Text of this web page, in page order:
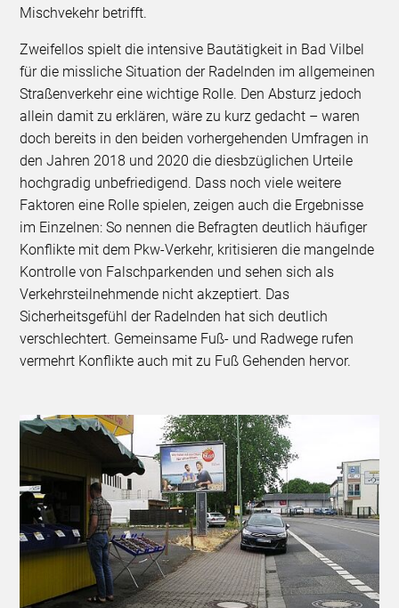
Mischvekehr betrifft.
Zweifellos spielt die intensive Bautätigkeit in Bad Vilbel
für die missliche Situation der Radelnden im allgemeinen
Straßenverkehr eine wichtige Rolle. Den Absturz jedoch
allein damit zu erklären, wäre zu kurz gedacht – waren
doch bereits in den beiden vorhergehenden Umfragen in
den Jahren 2018 und 2020 die diesbzüglichen Urteile
hochgradig unbefriedigend. Dass noch viele weitere
Faktoren eine Rolle spielen, zeigen auch die Ergebnisse
im Einzelnen: So nennen die Befragten deutlich häufiger
Konflikte mit dem Pkw-Verkehr, kritisieren die mangelnde
Kontrolle von Falschparkenden und sehen sich als
Verkehrsteilnehmende nicht akzeptiert. Das
Sicherheitsgefühl der Radelnden hat sich deutlich
verschlechtert. Gemeinsame Fuß- und Radwege rufen
vermehrt Konflikte auch mit zu Fuß Gehenden hervor.